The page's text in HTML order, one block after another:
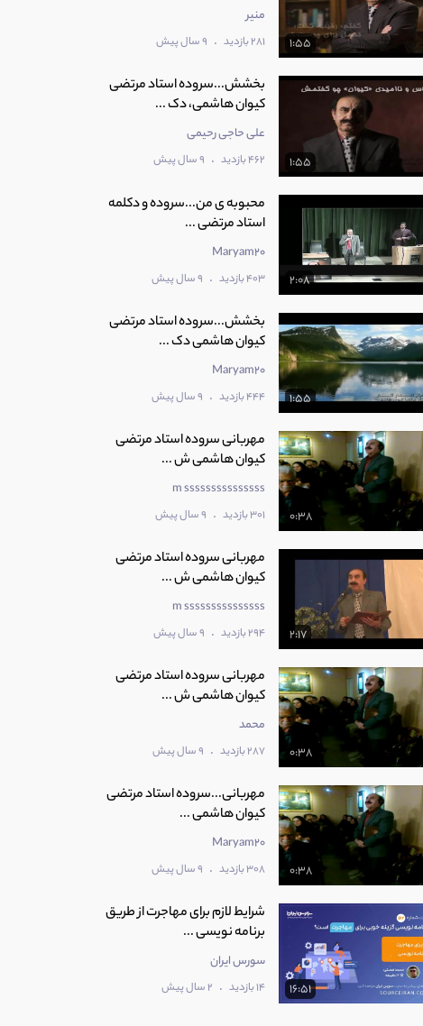
1:55
منیر
281 بازدید . 9 سال پیش
1:55
بخشش...سروده استاد مرتضی
کیوان هاشمی، دک ...
علی حاجی رحیمی
462 بازدید . 9 سال پیش
2:08
محبوبه ی من...سروده و دکلمه
استاد مرتضی ...
Maryam20
403 بازدید . 9 سال پیش
1:55
بخشش...سروده استاد مرتضی
کیوان هاشمی دک ...
Maryam20
444 بازدید . 9 سال پیش
0:38
مهربانی سروده استاد مرتضی
کیوان هاشمی ش ...
m sssssssssssssss
301 بازدید . 9 سال پیش
2:17
مهربانی سروده استاد مرتضی
کیوان هاشمی ش ...
m sssssssssssssss
294 بازدید . 9 سال پیش
0:38
مهربانی سروده استاد مرتضی
کیوان هاشمی ش ...
محمد
287 بازدید . 9 سال پیش
0:38
مهربانی...سروده استاد مرتضی
کیوان هاشمی ...
Maryam20
308 بازدید . 9 سال پیش
16:51
شرایط لازم برای مهاجرت از طریق
برنامه نویسی ...
سورس ایران
14 بازدید . 2 سال پیش